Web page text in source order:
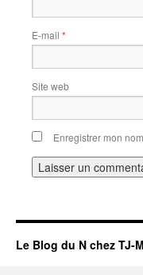
E-mail *
Site web
Enregistrer mon
Le Blog du N chez TJ-